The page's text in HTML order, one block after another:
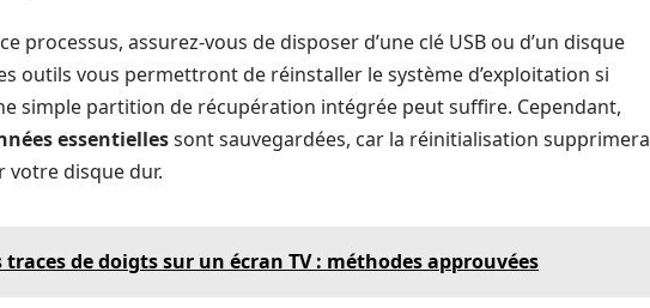
processus, assurez-vous de disposer d’une clé USB ou d’un disque
outils vous permettront de réinstaller le système d’exploitation si
simple partition de récupération intégrée peut suffire. Cependant,
essentiellessont sauvegardées, car la réinitialisation supprimera
votre disque dur.
de doigts sur un écran TV : méthodes approuvées